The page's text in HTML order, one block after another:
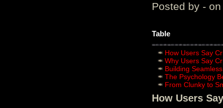
Posted by - on
Table
How Users Say
Why Users Say
Building
The Psychology
From Clunky to
How Users